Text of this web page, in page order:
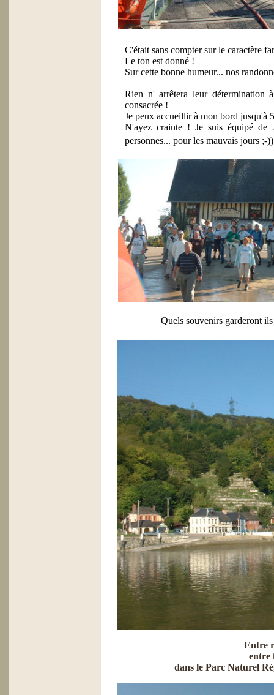
C'était sans compter sur le caractère
Le ton est donné !
Sur cette bonne humeur... nos
Rien n' arrêtera leur détermination à
consacrée !
Je peux accueillir à mon bord jusqu'à
N'ayez crainte ! Je suis équipé de
personnes... pour les mauvais jours ;-))
Quels souvenirs garderont
Entre
entre
dans le Parc Naturel